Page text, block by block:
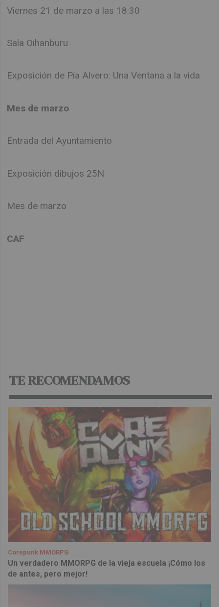
Viernes 21 de marzo a las 18:30
Sala Oihanburu
Exposición de Pía Alvero: Una Ventana a la vida
Mes de marzo
Entrada del Ayuntamiento
Exposición dibujos 25N
Mes de marzo
CAF
TE RECOMENDAMOS
Corepunk MMORPG
Un verdadero MMORPG de la vieja escuela ¡Cómo los
de antes, pero mejor!